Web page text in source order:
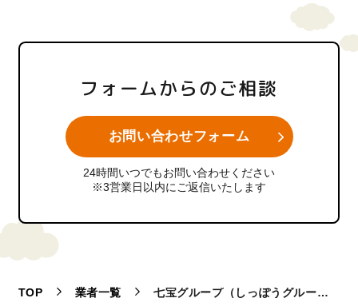
フォームからのご相談
お問い合わせフォーム
24時間いつでもお問い合わせください
※3営業日以内にご返信いたします
TOP 業者一覧 七宝グループ（しっぽうグループ）